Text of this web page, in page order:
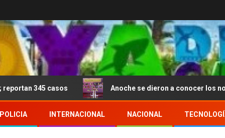
casos Anoche se dieron a conocer los nominados
POLICIA INTERNACIONAL NACIONAL